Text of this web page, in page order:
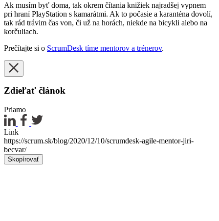
Ak musím byť doma, tak okrem čítania knižiek najradšej vypnem
pri hraní PlayStation s kamarátmi. Ak to počasie a karanténa dovolí,
tak rád trávim čas von, či už na horách, niekde na bicykli alebo na
korčuliach.
Prečítajte si o ScrumDesk tíme mentorov a trénerov.
Zdieľať článok
Priamo
Link
https://scrum.sk/blog/2020/12/10/scrumdesk-agile-mentor-jiri-
becvar/
Skopírovať